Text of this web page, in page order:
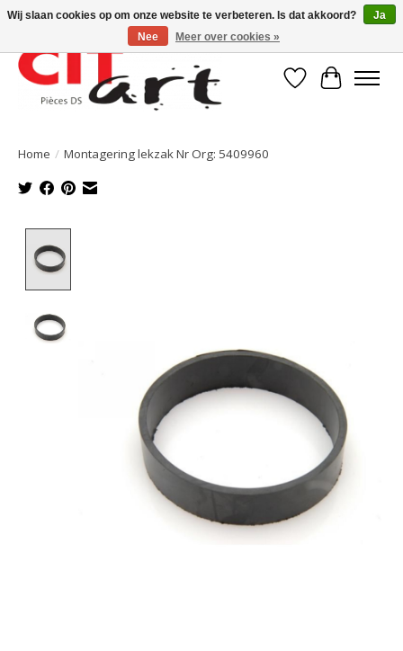
Verlanglijst
Home / Montagering lekzak Nr Org: 5409960
Wij slaan cookies op om onze website te verbeteren. Is dat akkoord?
Ja
Nee
Meer over cookies »